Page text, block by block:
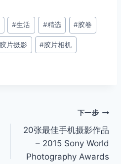
#生活 #精选 #胶卷
胶片摄影 #胶片相机
下一步
20张最佳手机摄影作品
– 2015 Sony World
Photography Awards